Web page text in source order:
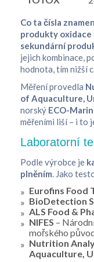
Co ta čísla
produkty oxidace
sekundární
jejich kombinace,
hodnota, tím nižší
Měření provedla
of Aquaculture,
norský ECO-
měřeními liší – i to
Laboratorní
Podle výrobce je
plněním. Jako
Eurofins Food
BioDetection
ALS Food &
NIFES –
mořského
Nutrition
Aquaculture,